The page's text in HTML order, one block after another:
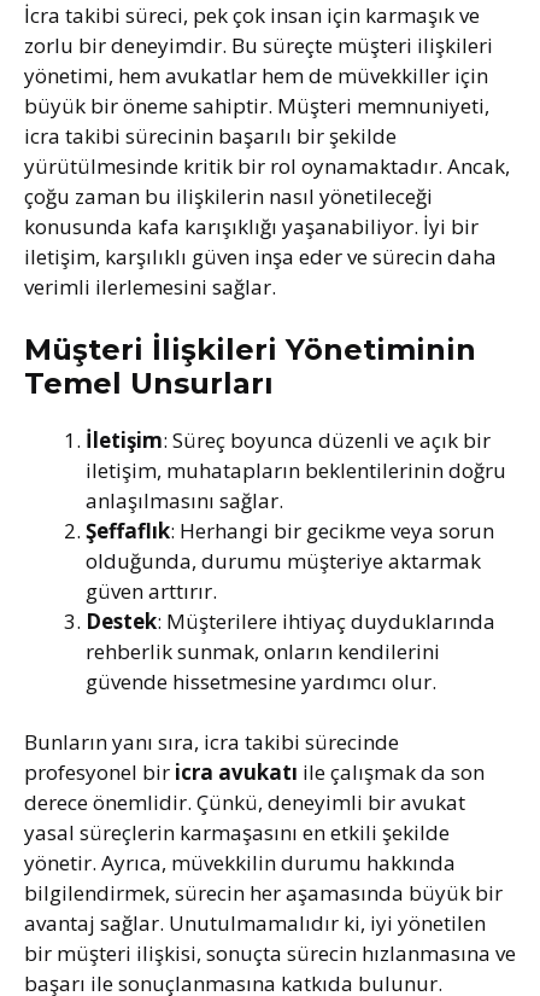
İcra takibi süreci, pek çok insan için karmaşık ve
zorlu bir deneyimdir. Bu süreçte müşteri ilişkileri
yönetimi, hem avukatlar hem de müvekkiller için
büyük bir öneme sahiptir. Müşteri memnuniyeti,
icra takibi sürecinin başarılı bir şekilde
yürütülmesinde kritik bir rol oynamaktadır. Ancak,
çoğu zaman bu ilişkilerin nasıl yönetileceği
konusunda kafa karışıklığı yaşanabiliyor. İyi bir
iletişim, karşılıklı güven inşa eder ve sürecin daha
verimli ilerlemesini sağlar.
Müşteri İlişkileri Yönetiminin
Temel Unsurları
İletişim: Süreç boyunca düzenli ve açık bir
iletişim, muhatapların beklentilerinin doğru
anlaşılmasını sağlar.
Şeffaflık: Herhangi bir gecikme veya sorun
olduğunda, durumu müşteriye aktarmak
güven arttırır.
Destek: Müşterilere ihtiyaç duyduklarında
rehberlik sunmak, onların kendilerini
güvende hissetmesine yardımcı olur.
Bunların yanı sıra, icra takibi sürecinde
profesyonel bir icra avukatı ile çalışmak da son
derece önemlidir. Çünkü, deneyimli bir avukat
yasal süreçlerin karmaşasını en etkili şekilde
yönetir. Ayrıca, müvekkilin durumu hakkında
bilgilendirmek, sürecin her aşamasında büyük bir
avantaj sağlar. Unutulmamalıdır ki, iyi yönetilen
bir müşteri ilişkisi, sonuçta sürecin hızlanmasına ve
başarı ile sonuçlanmasına katkıda bulunur.